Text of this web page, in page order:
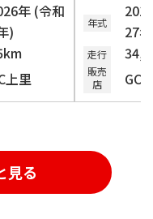
年 (令和
)
上里
年式
27
走行
販売
店
GC
見る